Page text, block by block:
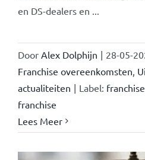
en DS-dealers en ...
Door Alex Dolphijn | 28-05-
Franchise overeenkomsten
actualiteiten | Label:
franchise
Lees Meer